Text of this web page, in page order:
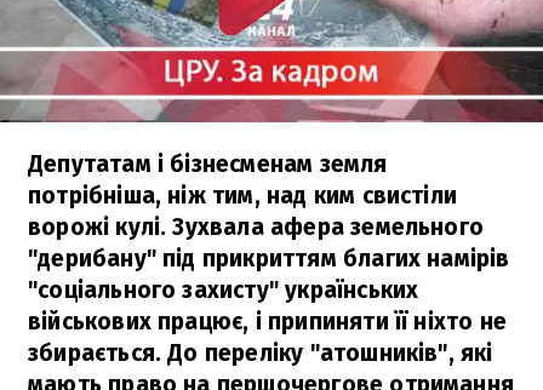
Депутатам і бізнесменам земля
потрібніша, ніж тим, над ким свистіли
ворожі кулі. Зухвала афера земельного
"дерибану" під прикриттям благих намірів
"соціального захисту" українських
військових працює, і припиняти її ніхто не
збирається. До переліку "атошників", які
мають право на першочергове отримання